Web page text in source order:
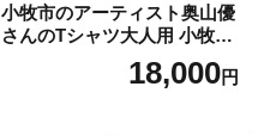
小牧市のアーティスト奥山優
さんのTシャツ大人用 小牧市
18,000円